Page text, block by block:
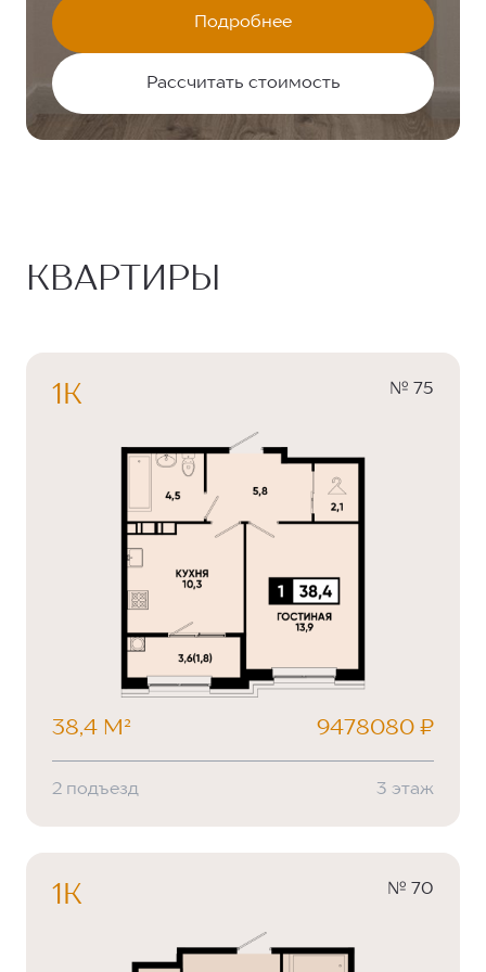
Подробнее
Рассчитать стоимость
КВАРТИРЫ
1К № 75
38,4 М² 9478080 ₽
2 подъезд 3 этаж
1К № 70